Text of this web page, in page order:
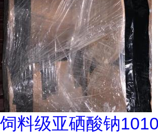
饲料级亚硒酸钠